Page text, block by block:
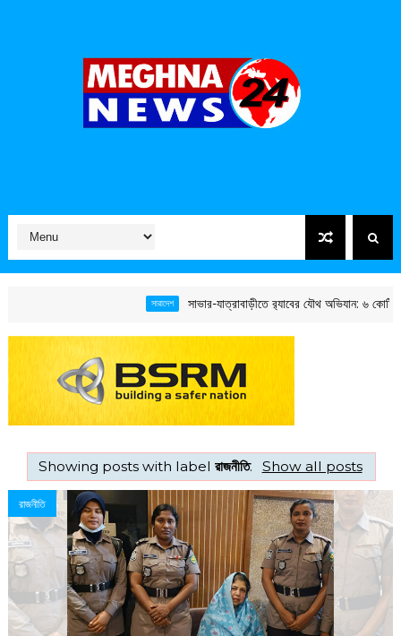
সাভার-যাত্রাবাড়ীতে র‌্যাবের যৌথ অভিযান: ৬ কোটি টাকার সাপের বিষ
Showing posts with labelরাজনীতি. Show all posts
রাজনীতি